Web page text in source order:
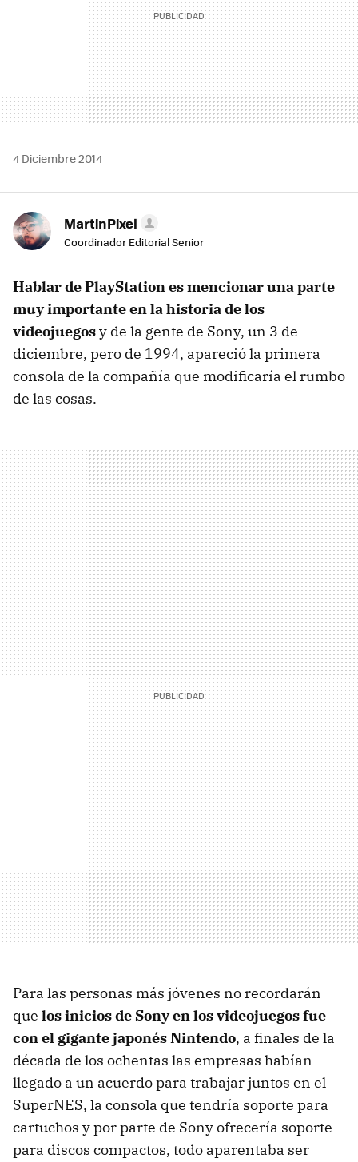
4 Diciembre 2014
MartinPixel
Coordinador Editorial Senior
Hablar de PlayStation es mencionar una parte
muy importante en la historia de los
videojuegosy de la gente de Sony, un 3 de
diciembre, pero de 1994, apareció la primera
consola de la compañía que modificaría el rumbo
de las cosas.
Para las personas más jóvenes no recordarán
que los inicios de Sony en los videojuegos fue
con el gigante japonés Nintendo, a finales de la
década de los ochentas las empresas habían
llegado a un acuerdo para trabajar juntos en el
SuperNES, la consola que tendría soporte para
cartuchos y por parte de Sony ofrecería soporte
para discos compactos, todo aparentaba ser